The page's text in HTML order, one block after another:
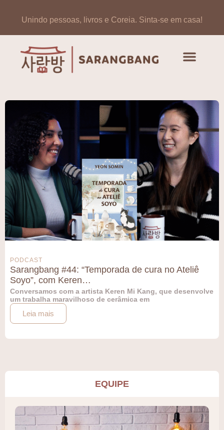
Unindo pessoas, livros e Coreia. Sinta-se em casa!
PODCAST
Sarangbang #44: “Temporada de cura no Ateliê
Soyo”, com Keren…
Conversamos com a artista Keren Mi Kang, que desenvolve
um trabalha maravilhoso de cerâmica em
Leia mais
EQUIPE